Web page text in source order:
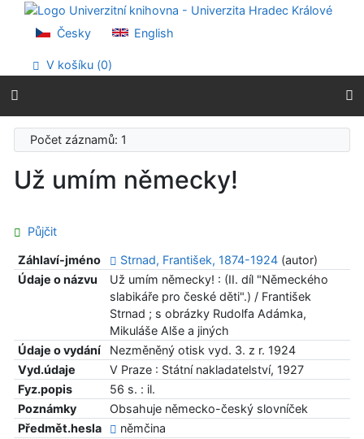
Přejít na obsah
Přejít na menu
Prohlášení o webové přístupnosti
Česky English
V košíku (0)
Počet záznamů: 1
Už umím německy!
Půjčit
Záhlaví-jméno Strnad, František, 1874-1924(autor)
Údaje o názvu
Už umím německy! : (II. díl "Německého
slabikáře pro české děti".) / František
Strnad ; s obrázky Rudolfa Adámka,
Mikuláše Alše a jiných
Údaje o vydání
Nezměněný otisk vyd. 3. z r. 1924
Vyd.údaje
V Praze : Státní nakladatelství, 1927
Fyz.popis
56 s. : il.
Poznámky
Obsahuje německo-český slovníček
Předmět.hesla
němčina